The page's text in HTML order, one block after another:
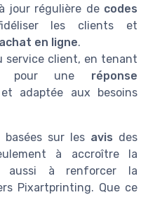
jour régulière de codes
les clients et
en ligne.
service client, en tenant
pour une réponse
adaptée aux besoins
sur les avis des
à accroître la
aussi à renforcer la
Pixartprinting. Que ce